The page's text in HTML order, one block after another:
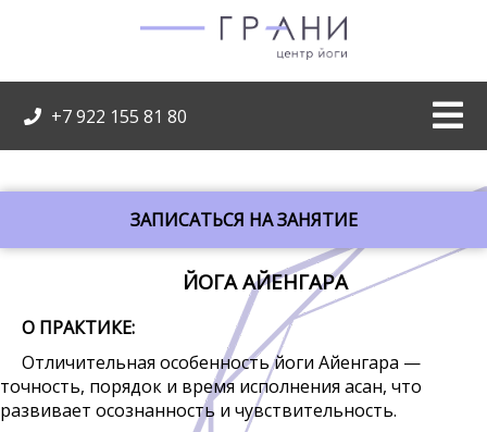
+7 922 155 81 80
ЗАПИСАТЬСЯ НА ЗАНЯТИЕ
ЙОГА АЙЕНГАРА
О ПРАКТИКЕ:
Отличительная особенность йоги Айенгара —
точность, порядок и время исполнения асан, что
развивает осознанность и чувствительность.